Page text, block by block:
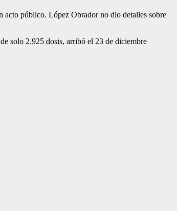
acto público. López Obrador no dio detalles sobre
solo 2.925 dosis, arribó el 23 de diciembre